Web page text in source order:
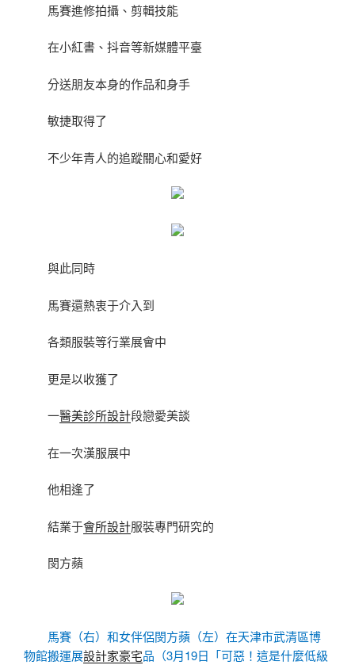
馬賽進修拍攝、剪輯技能
在小紅書、抖音等新媒體平臺
分送朋友本身的作品和身手
敏捷取得了
不少年青人的追蹤關心和愛好
與此同時
馬賽還熱衷于介入到
各類服裝等行業展會中
更是以收獲了
一醫美診所設計段戀愛美談
在一次漢服展中
他相逢了
結業于會所設計服裝專門研究的
閔方蘋
馬賽（右）和女伴侶閔方蘋（左）在天津市武清區博
物館搬運展設計家豪宅品（3月19日「可惡！這是什麼低級